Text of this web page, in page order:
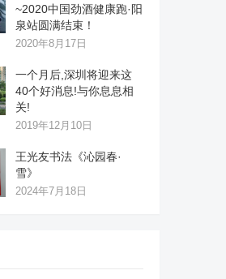
~2020中国劲酒健康跑·阳
泉站圆满结束！
2020年8月17日
一个月后,深圳将迎来这
40个好消息!与你息息相
关!
2019年12月10日
王光友书法《沁园春·
雪》
2024年7月18日